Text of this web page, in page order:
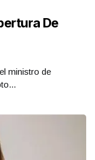
De
ministro de